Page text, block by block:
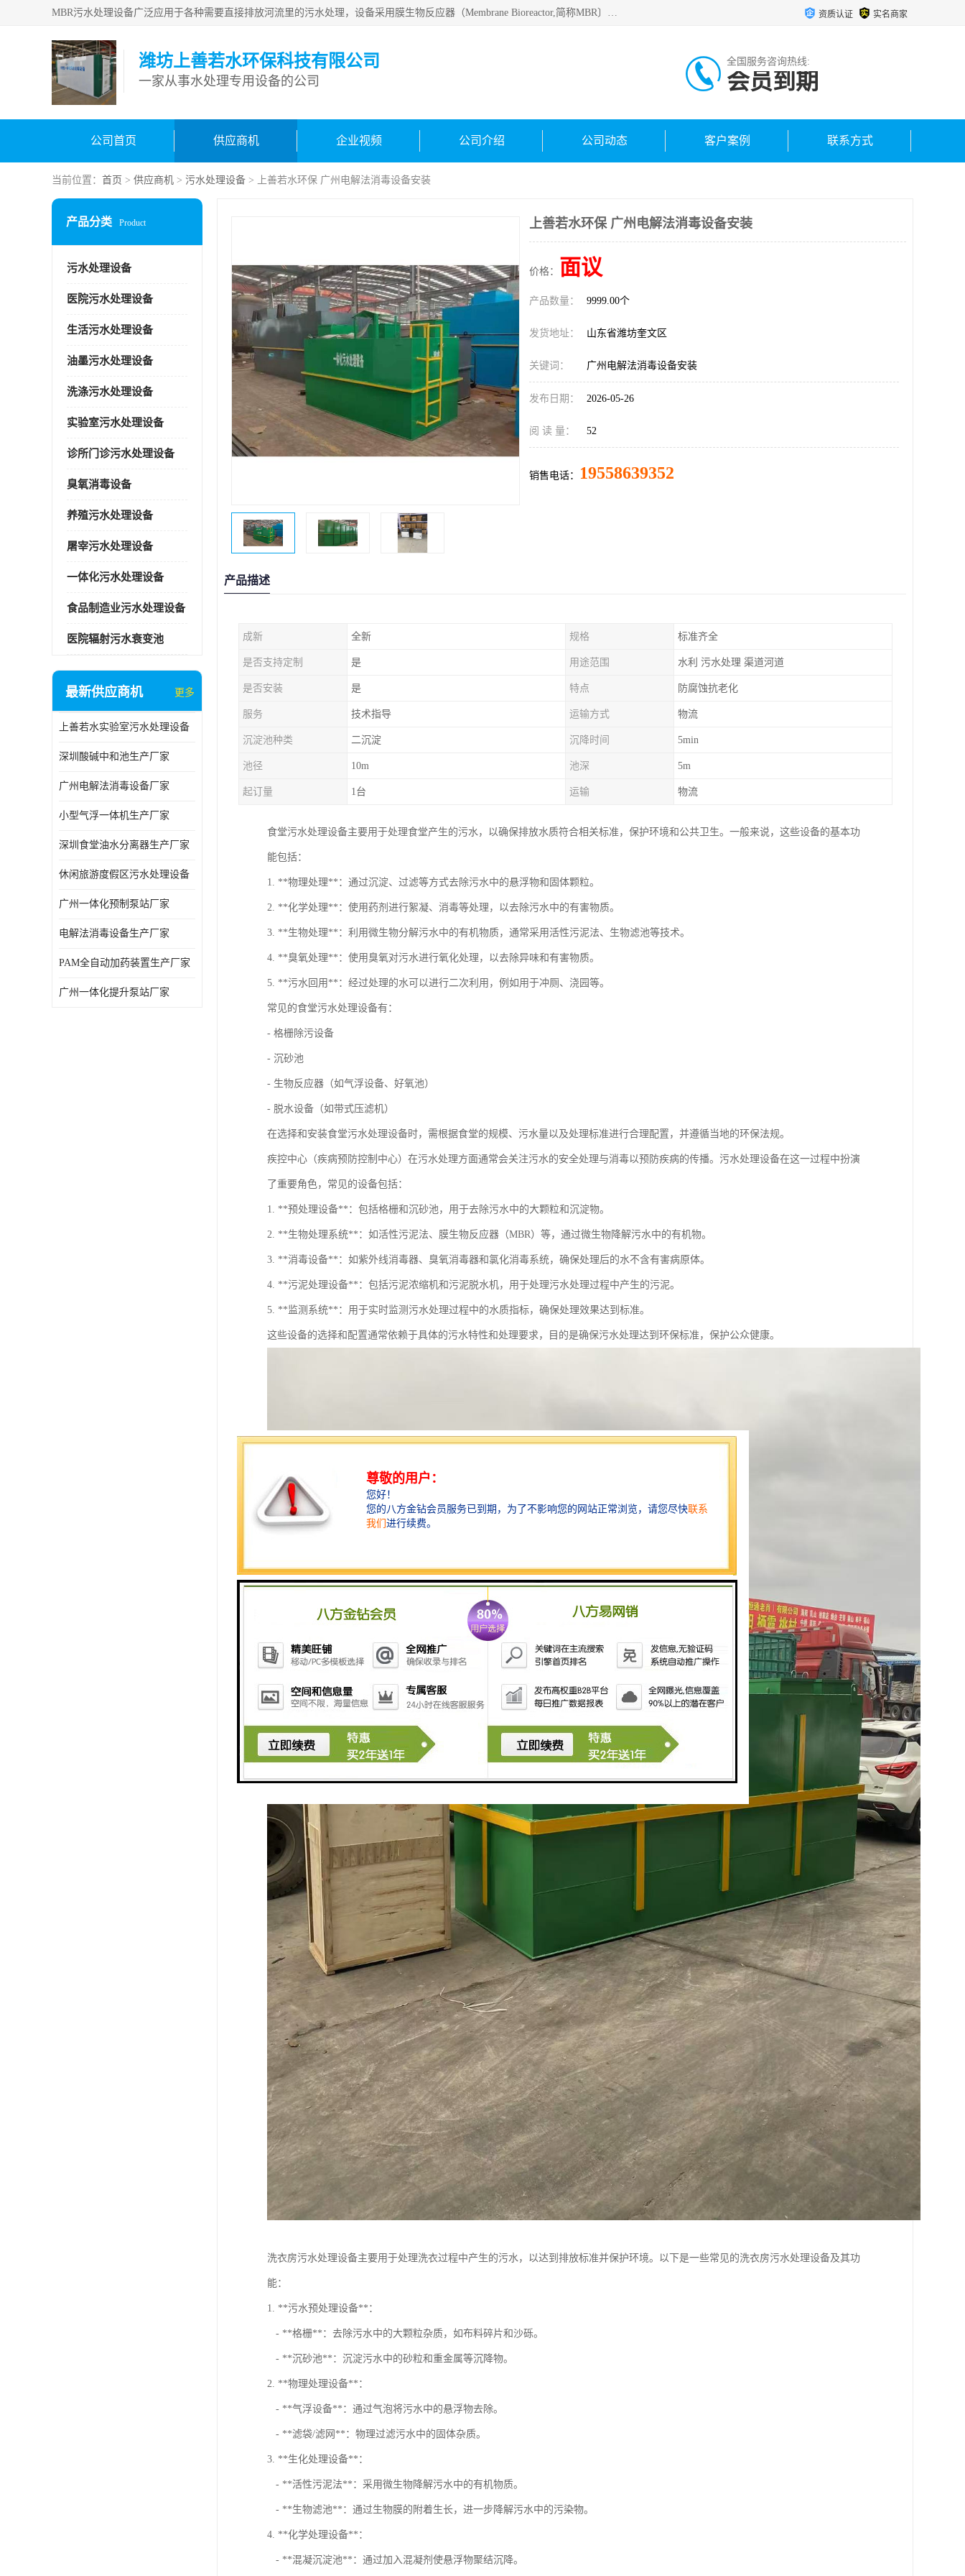
MBR污水处理设备广泛应用于各种需要直接排放河流里的污水处理，设备采用膜生物反应器（Membrane Bioreactor,简称MBR〕技术，取代了传统工艺中的二沉池，它可以*地进行固液分离，得到直接使用的稳定中水，又可在生物池内维持高浓度的微生物量，工艺剩余污泥少，极有效地去除氨氮，出水悬浮物和浊度接近于零，出水中细菌和病毒被大幅度去除，能耗低，占地面积小。 资质认证 实名商家
潍坊上善若水环保科技有限公司
一家从事水处理专用设备的公司
全国服务咨询热线:
会员到期
公司首页 供应商机 企业视频 公司介绍 公司动态 客户案例 联系方式
当前位置： 首页 > 供应商机 > 污水处理设备 > 上善若水环保 广州电解法消毒设备安装
产品分类 Product
污水处理设备
医院污水处理设备
生活污水处理设备
油墨污水处理设备
洗涤污水处理设备
实验室污水处理设备
诊所门诊污水处理设备
臭氧消毒设备
养殖污水处理设备
屠宰污水处理设备
一体化污水处理设备
食品制造业污水处理设备
医院辐射污水衰变池
最新供应商机 更多
上善若水实验室污水处理设备
深圳酸碱中和池生产厂家
广州电解法消毒设备厂家
小型气浮一体机生产厂家
深圳食堂油水分离器生产厂家
休闲旅游度假区污水处理设备
广州一体化预制泵站厂家
电解法消毒设备生产厂家
PAM全自动加药装置生产厂家
广州一体化提升泵站厂家
上善若水环保 广州电解法消毒设备安装
价格： 面议
产品数量： 9999.00个
发货地址： 山东省潍坊奎文区
关键词： 广州电解法消毒设备安装
发布日期： 2026-05-26
阅 读 量： 52
销售电话： 19558639352
产品描述
成新 全新 规格 标准齐全
是否支持定制 是 用途范围 水利 污水处理 渠道河道
是否安装 是 特点 防腐蚀抗老化
服务 技术指导 运输方式 物流
沉淀池种类 二沉淀 沉降时间 5min
池径 10m 池深 5m
起订量 1台 运输 物流
食堂污水处理设备主要用于处理食堂产生的污水，以确保排放水质符合相关标准，保护环境和公共卫生。一般来说，这些设备的基本功
能包括：
1. **物理处理**：通过沉淀、过滤等方式去除污水中的悬浮物和固体颗粒。
2. **化学处理**：使用药剂进行絮凝、消毒等处理，以去除污水中的有害物质。
3. **生物处理**：利用微生物分解污水中的有机物质，通常采用活性污泥法、生物滤池等技术。
4. **臭氧处理**：使用臭氧对污水进行氧化处理，以去除异味和有害物质。
5. **污水回用**：经过处理的水可以进行二次利用，例如用于冲厕、浇园等。
常见的食堂污水处理设备有：
- 格栅除污设备
- 沉砂池
- 生物反应器（如气浮设备、好氧池）
- 脱水设备（如带式压滤机）
在选择和安装食堂污水处理设备时，需根据食堂的规模、污水量以及处理标准进行合理配置，并遵循当地的环保法规。
疾控中心（疾病预防控制中心）在污水处理方面通常会关注污水的安全处理与消毒以预防疾病的传播。污水处理设备在这一过程中扮演
了重要角色，常见的设备包括：
1. **预处理设备**：包括格栅和沉砂池，用于去除污水中的大颗粒和沉淀物。
2. **生物处理系统**：如活性污泥法、膜生物反应器（MBR）等，通过微生物降解污水中的有机物。
3. **消毒设备**：如紫外线消毒器、臭氧消毒器和氯化消毒系统，确保处理后的水不含有害病原体。
4. **污泥处理设备**：包括污泥浓缩机和污泥脱水机，用于处理污水处理过程中产生的污泥。
5. **监测系统**：用于实时监测污水处理过程中的水质指标，确保处理效果达到标准。
这些设备的选择和配置通常依赖于具体的污水特性和处理要求，目的是确保污水处理达到环保标准，保护公众健康。
洗衣房污水处理设备主要用于处理洗衣过程中产生的污水，以达到排放标准并保护环境。以下是一些常见的洗衣房污水处理设备及其功
能：
1. **污水预处理设备**：
- **格栅**：去除污水中的大颗粒杂质，如布料碎片和沙砾。
- **沉砂池**：沉淀污水中的砂粒和重金属等沉降物。
2. **物理处理设备**：
- **气浮设备**：通过气泡将污水中的悬浮物去除。
- **滤袋/滤网**：物理过滤污水中的固体杂质。
3. **生化处理设备**：
- **活性污泥法**：采用微生物降解污水中的有机物质。
- **生物滤池**：通过生物膜的附着生长，进一步降解污水中的污染物。
4. **化学处理设备**：
- **混凝沉淀池**：通过加入混凝剂使悬浮物聚结沉降。